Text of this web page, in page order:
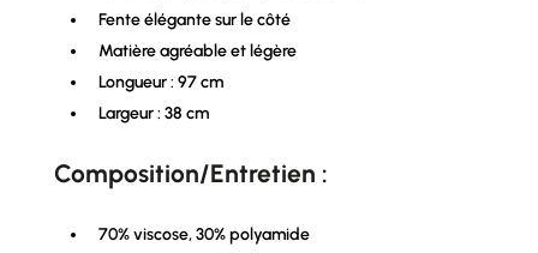
Fente élégante sur le côté
Matière agréable et légère
Longueur : 97 cm
Largeur : 38 cm
Composition/Entretien :
70% viscose, 30% polyamide